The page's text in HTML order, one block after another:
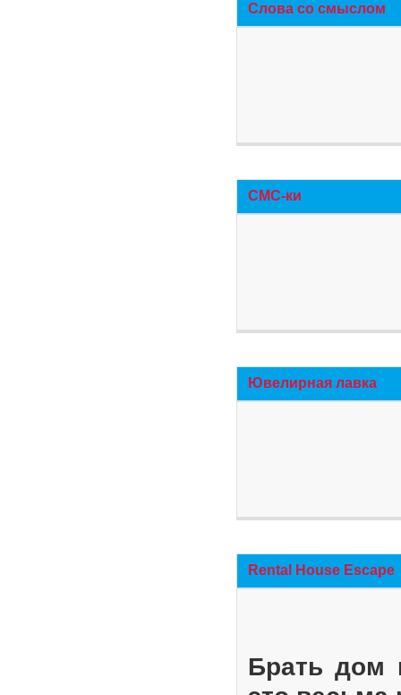
Слова со смыслом
СМС-ки
Ювелирная лавка
Rental House Escape
Брать дом